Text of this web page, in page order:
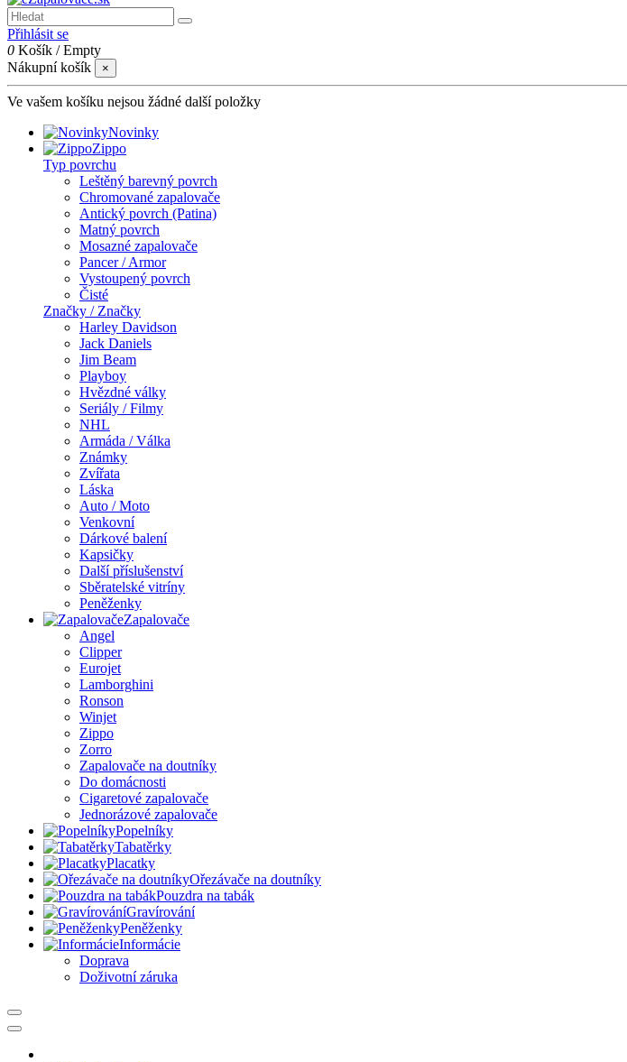
Přihlásit se
0 Košík /Empty
Nákupní košík
×
Ve vašem košíku nejsou žádné další položky
Novinky
Zippo
Typ povrchu
Leštěný barevný povrch
Chromované zapalovače
Antický povrch (Patina)
Matný povrch
Mosazné zapalovače
Pancer / Armor
Vystoupený povrch
Čisté
Značky / Značky
Harley Davidson
Jack Daniels
Jim Beam
Playboy
Hvězdné války
Seriály / Filmy
NHL
Armáda / Válka
Známky
Zvířata
Láska
Auto / Moto
Venkovní
Dárkové balení
Kapsičky
Další příslušenství
Sběratelské vitríny
Peněženky
Zapalovače
Angel
Clipper
Eurojet
Lamborghini
Ronson
Winjet
Zippo
Zorro
Zapalovače na doutníky
Do domácnosti
Cigaretové zapalovače
Jednorázové zapalovače
Popelníky
Tabatěrky
Placatky
Ořezávače na doutníky
Pouzdra na tabák
Gravírování
Peněženky
Informácie
Doprava
Doživotní záruka